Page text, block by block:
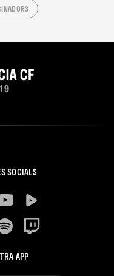
SOCIALS
APP